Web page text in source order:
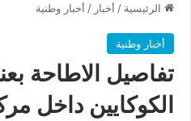
الرئيسية / أخبار / أخبار وطنية
أخبار وطنية
تفاصيل الاطاحة
الكوكايين داخل